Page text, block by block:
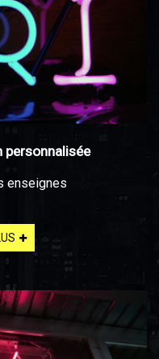
personnalisée
enseignes